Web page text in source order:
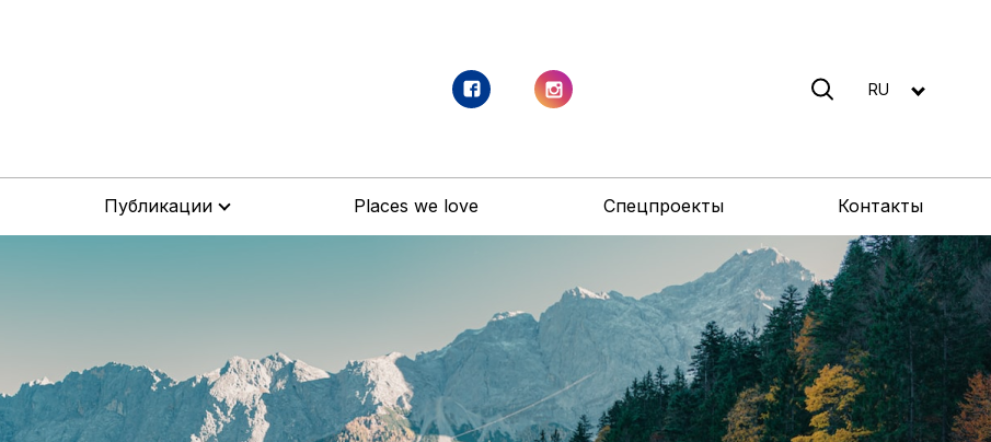
RU
Публикации Places we love Спецпроекты Контакты